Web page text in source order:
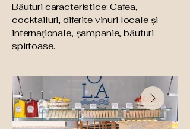
Băuturi caracteristice: Cafea,
cocktailuri, diferite vinuri locale și
internaționale, șampanie, băuturi
spirtoase.